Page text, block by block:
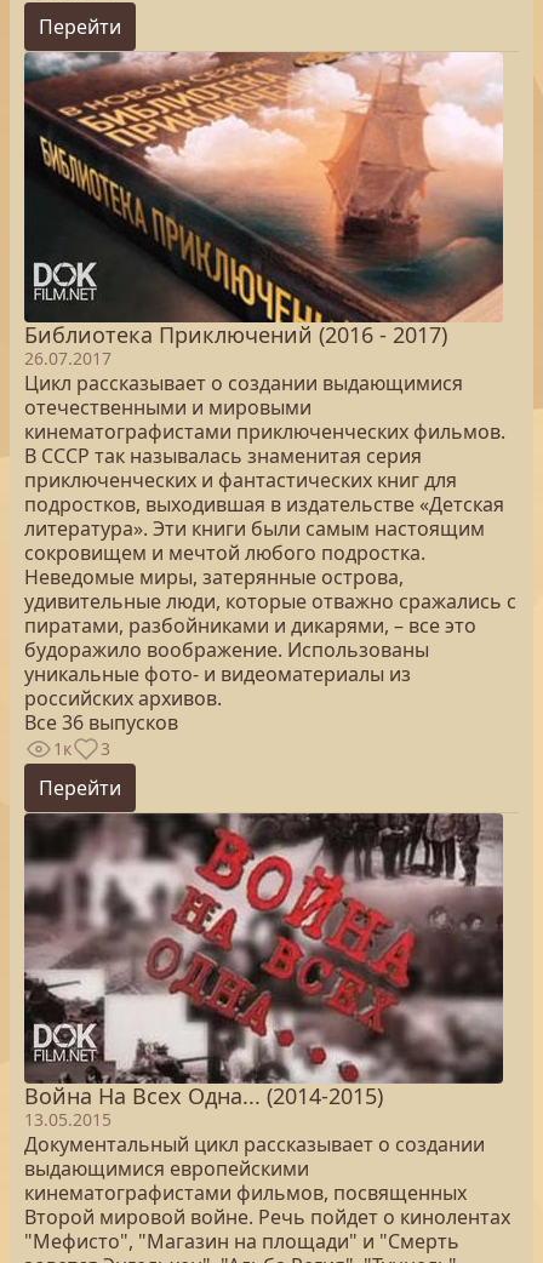
Перейти
Библиотека Приключений (2016 - 2017)
26.07.2017
Цикл рассказывает о создании выдающимися
отечественными и мировыми
кинематографистами приключенческих фильмов.
В СССР так называлась знаменитая серия
приключенческих и фантастических книг для
подростков, выходившая в издательстве «Детская
литература». Эти книги были самым настоящим
сокровищем и мечтой любого подростка.
Неведомые миры, затерянные острова,
удивительные люди, которые отважно сражались с
пиратами, разбойниками и дикарями, – все это
будоражило воображение. Использованы
уникальные фото- и видеоматериалы из
российских архивов.
Все 36 выпусков
1к 3
Перейти
Война На Всех Одна... (2014-2015)
13.05.2015
Документальный цикл рассказывает о создании
выдающимися европейскими
кинематографистами фильмов, посвященных
Второй мировой войне. Речь пойдет о кинолентах
"Мефисто", "Магазин на площади" и "Смерть